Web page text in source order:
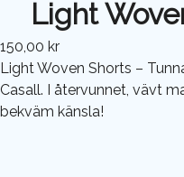
Light
150,00 kr
Light Woven Shorts –
Casall. I återvunnet, vävt
bekväm känsla!